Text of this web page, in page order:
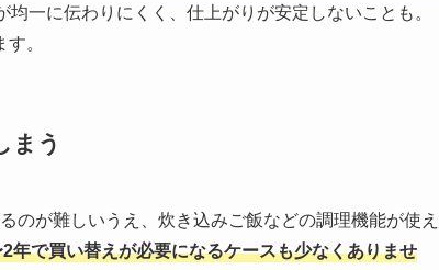
均一に伝わりにくく、仕上がりが安定しないことも。
。
まう
のが難しいうえ、炊き込みご飯などの調理機能が使え
年で買い替えが必要になるケースも少なくありませ